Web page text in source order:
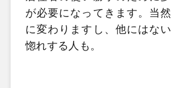
が必要になってきます。当
に変わりますし、他にはな
惚れする人も。